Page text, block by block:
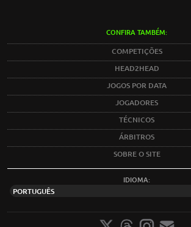
CONFIRA TAMBÉM:
COMPETIÇÕES
HEAD2HEAD
JOGOS POR DATA
JOGADORES
TÉCNICOS
ÁRBITROS
SOBRE O SITE
IDIOMA: